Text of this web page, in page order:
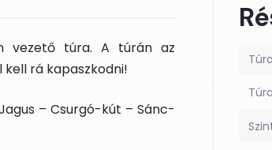
vezető túra. A túrán az
rá kapaszkodni!
– Csurgó-kút – Sánc-